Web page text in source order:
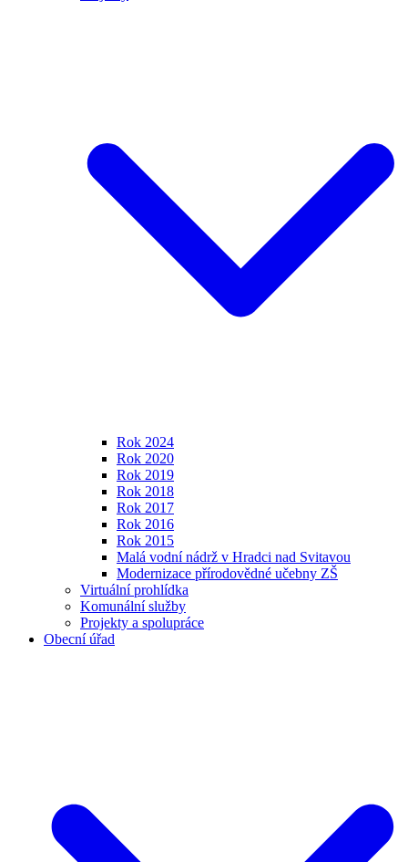
Rok 2024
Rok 2020
Rok 2019
Rok 2018
Rok 2017
Rok 2016
Rok 2015
Malá vodní nádrž v Hradci nad Svitavou
Modernizace přírodovědné učebny ZŠ
Virtuální prohlídka
Komunální služby
Projekty a spolupráce
Obecní úřad